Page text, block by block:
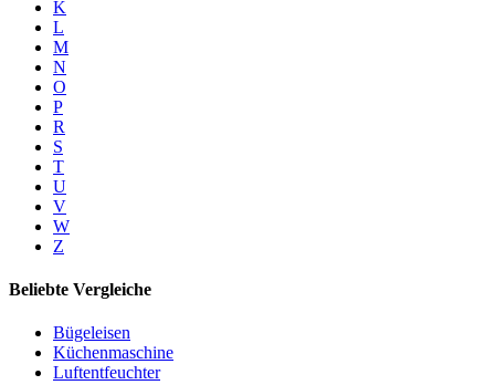
K
L
M
N
O
P
R
S
T
U
V
W
Z
Beliebte Vergleiche
Bügeleisen
Küchenmaschine
Luftentfeuchter